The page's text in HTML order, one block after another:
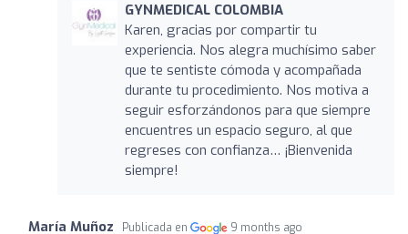
GYNMEDICAL COLOMBIA
Karen, gracias por compartir tu
experiencia. Nos alegra muchísimo saber
que te sentiste cómoda y acompañada
durante tu procedimiento. Nos motiva a
seguir esforzándonos para que siempre
encuentres un espacio seguro, al que
regreses con confianza… ¡Bienvenida
siempre!
María Muñoz Publicada en 9 months ago